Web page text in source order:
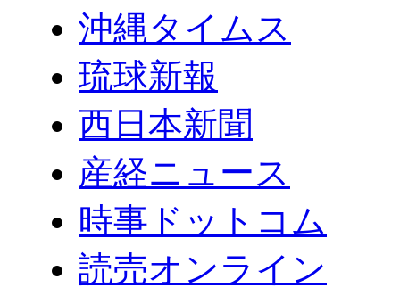
沖縄タイムス
琉球新報
西日本新聞
産経ニュース
時事ドットコム
読売オンライン